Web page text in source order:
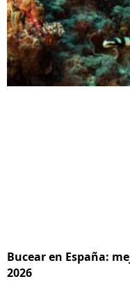
Bucear en España:
2026